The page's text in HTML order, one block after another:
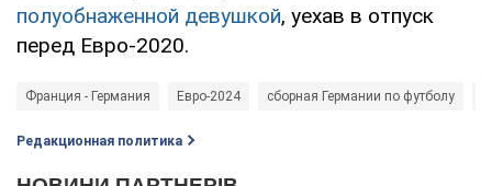
полуобнаженной девушкой, уехав в отпуск
перед Евро-2020.
Франция - Германия Евро-2024 сборная Германии по футболу
Редакционная политика